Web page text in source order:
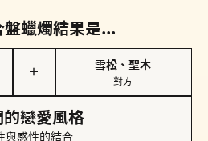
盤蠟燭結果是...
＋
雪松、聖木
對方
的戀愛風格
與感性的結合